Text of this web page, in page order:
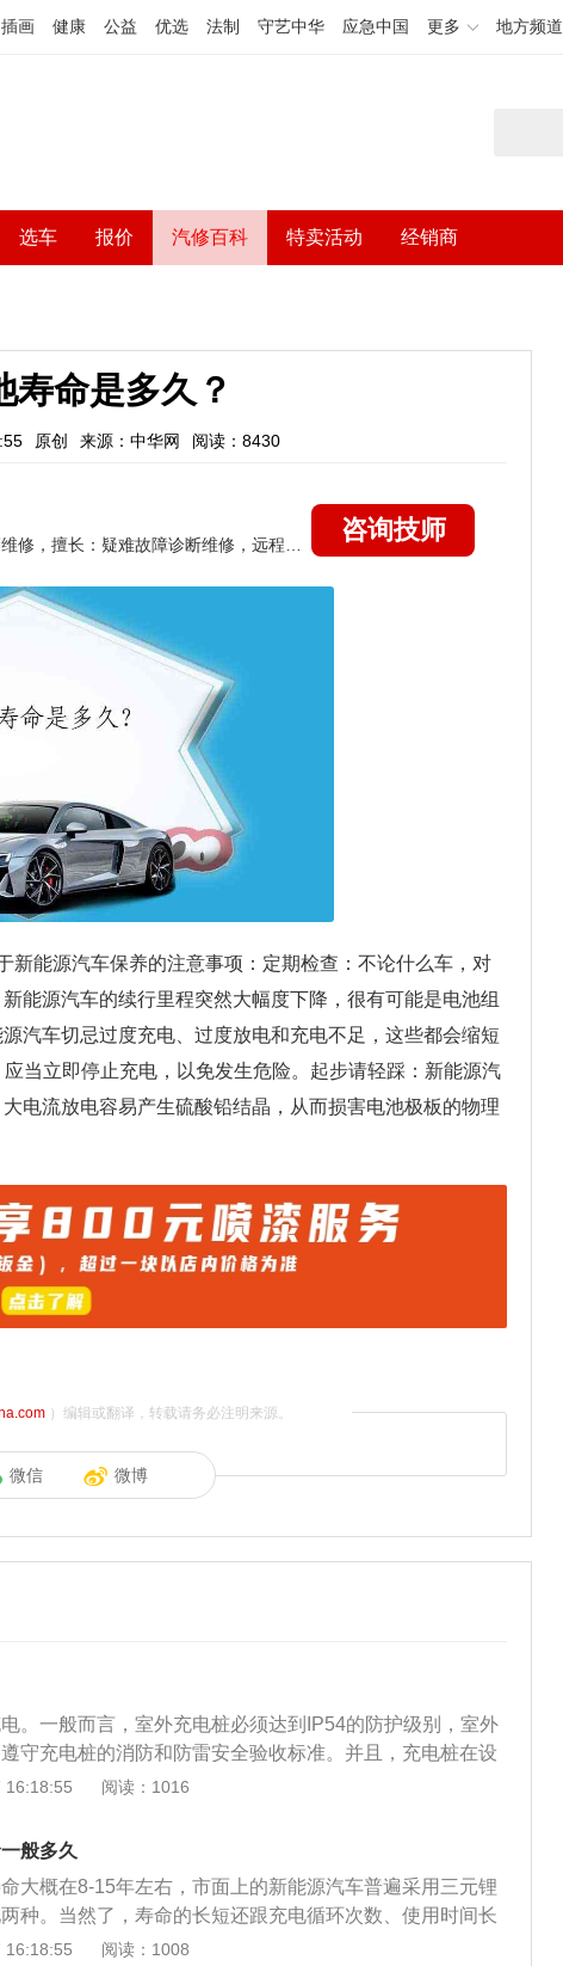
插画 健康 公益 优选 法制 守艺中华 应急中国 更多 地方频道
选车 报价 汽修百科 特卖活动 经销商
寿命是多久？
原创 来源：中华网 阅读：8430
咨询技师
新能源汽车保养的注意事项：定期检查：不论什么车，对
能源汽车的续行里程突然大幅度下降，很有可能是电池组
汽车切忌过度充电、过度放电和充电不足，这些都会缩短
当立即停止充电，以免发生危险。起步请轻踩：新能源汽
电流放电容易产生硫酸铅结晶，从而损害电池极板的物理
）编辑或翻译，转载请务必注明来源。
微信 微博
。一般而言，室外充电桩必须达到IP54的防护级别，室外
守充电桩的消防和防雷安全验收标准。并且，充电桩在设
关，所以新能源汽车充电桩在下雨时充电是安全的。如果
。需要在雨天出行，且车电量不足必须要充电规范操作：
下雨时进行充电连接，请在连接过程中使用雨伞等物品进
充电站点出现暴雨积水淹没充电桩的情况，请不要贸然靠
电事故；4、停车时，请选择地面较高的位置，避免车辆
16:18:55 阅读：1016
般多久
大概在8-15年左右，市面上的新能源汽车普遍采用三元锂
种。当然了，寿命的长短还跟充电循环次数、使用时间长
酸铁锂电池可以循环2000次以上，寿命达十年以上。三元
16:18:55 阅读：1008